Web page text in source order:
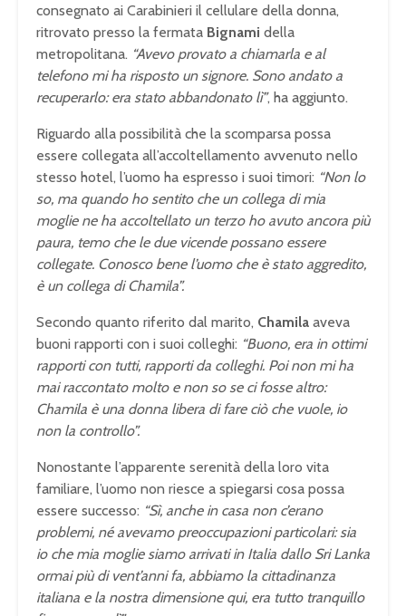
consegnato ai Carabinieri il cellulare della donna,
ritrovato presso la fermata Bignami della
metropolitana. “Avevo provato a chiamarla e al
telefono mi ha risposto un signore. Sono andato a
recuperarlo: era stato abbandonato lì”, ha aggiunto.
Riguardo alla possibilità che la scomparsa possa
essere collegata all’accoltellamento avvenuto nello
stesso hotel, l’uomo ha espresso i suoi timori: “Non lo
so, ma quando ho sentito che un collega di mia
moglie ne ha accoltellato un terzo ho avuto ancora più
paura, temo che le due vicende possano essere
collegate. Conosco bene l’uomo che è stato aggredito,
è un collega di Chamila”.
Secondo quanto riferito dal marito, Chamila aveva
buoni rapporti con i suoi colleghi: “Buono, era in ottimi
rapporti con tutti, rapporti da colleghi. Poi non mi ha
mai raccontato molto e non so se ci fosse altro:
Chamila è una donna libera di fare ciò che vuole, io
non la controllo”.
Nonostante l’apparente serenità della loro vita
familiare, l’uomo non riesce a spiegarsi cosa possa
essere successo: “Sì, anche in casa non c’erano
problemi, né avevamo preoccupazioni particolari: sia
io che mia moglie siamo arrivati in Italia dallo Sri Lanka
ormai più di vent’anni fa, abbiamo la cittadinanza
italiana e la nostra dimensione qui, era tutto tranquillo